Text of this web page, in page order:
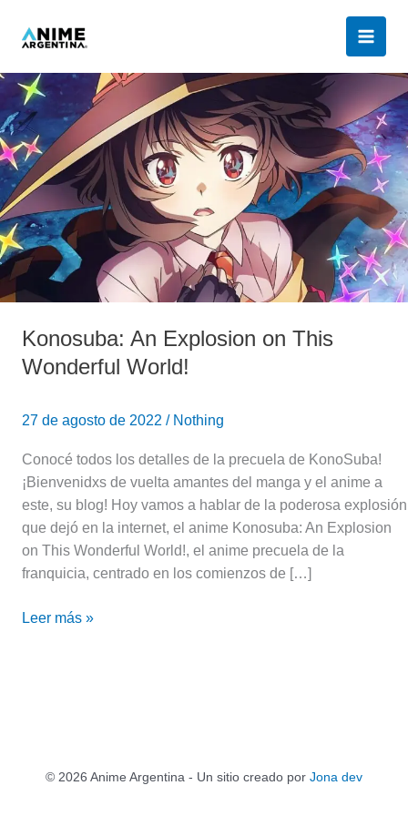
Konosuba: An Explosion on This
Wonderful World!
27 de agosto de 2022 / Nothing
Conocé todos los detalles de la precuela de KonoSuba!
¡Bienvenidxs de vuelta amantes del manga y el anime a
este, su blog! Hoy vamos a hablar de la poderosa explosión
que dejó en la internet, el anime Konosuba: An Explosion
on This Wonderful World!, el anime precuela de la
franquicia, centrado en los comienzos de […]
Konosuba:
An
Explosion
on
This
Wonderful
World!
Leer más »
© 2026 Anime Argentina - Un sitio creado por Jona dev